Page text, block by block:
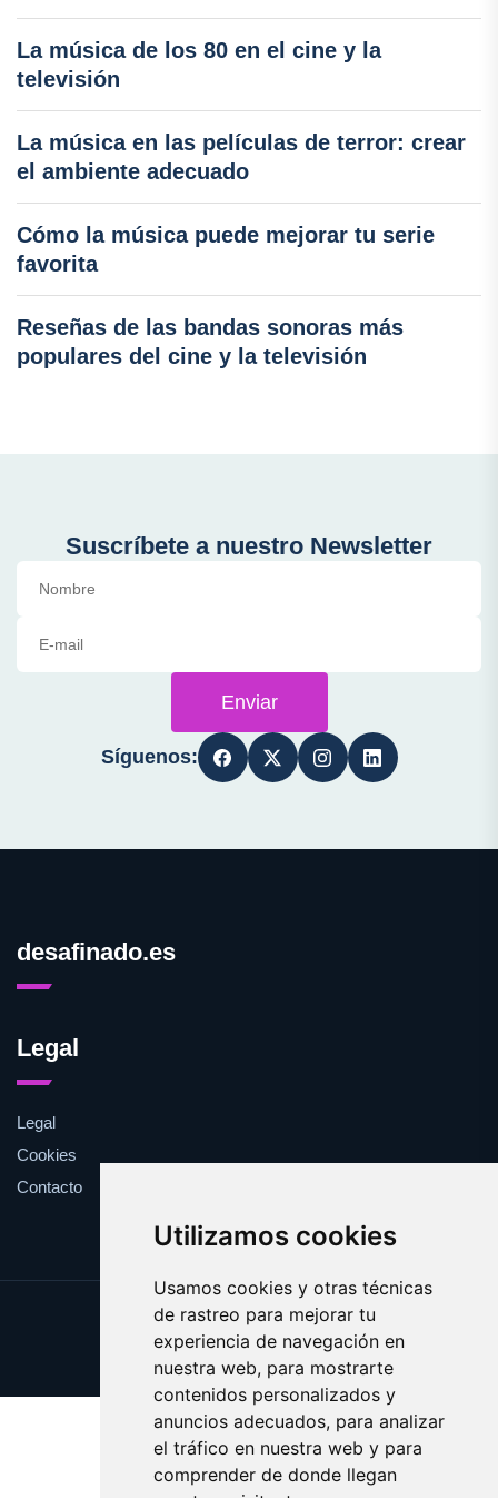
Utilizamos cookies
Usamos cookies y otras técnicas
de rastreo para mejorar tu
experiencia de navegación en
nuestra web, para mostrarte
contenidos personalizados y
anuncios adecuados, para analizar
el tráfico en nuestra web y para
comprender de donde llegan
La música de los 80 en el cine y la
televisión
La música en las películas de terror: crear
el ambiente adecuado
Cómo la música puede mejorar tu serie
favorita
Reseñas de las bandas sonoras más
populares del cine y la televisión
Suscríbete a nuestro Newsletter
Enviar
Síguenos:
desafinado.es
Legal
Legal
Cookies
Contacto
Update cookies preferences
Copyright © 2025 desafinado.es